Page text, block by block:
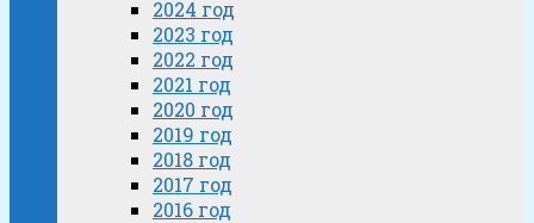
2024 год
2023 год
2022 год
2021 год
2020 год
2019 год
2018 год
2017 год
2016 год